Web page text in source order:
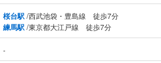
桜台駅 /西武池袋・豊島線 徒歩7分
練馬駅 /東京都大江戸線 徒歩7分
-